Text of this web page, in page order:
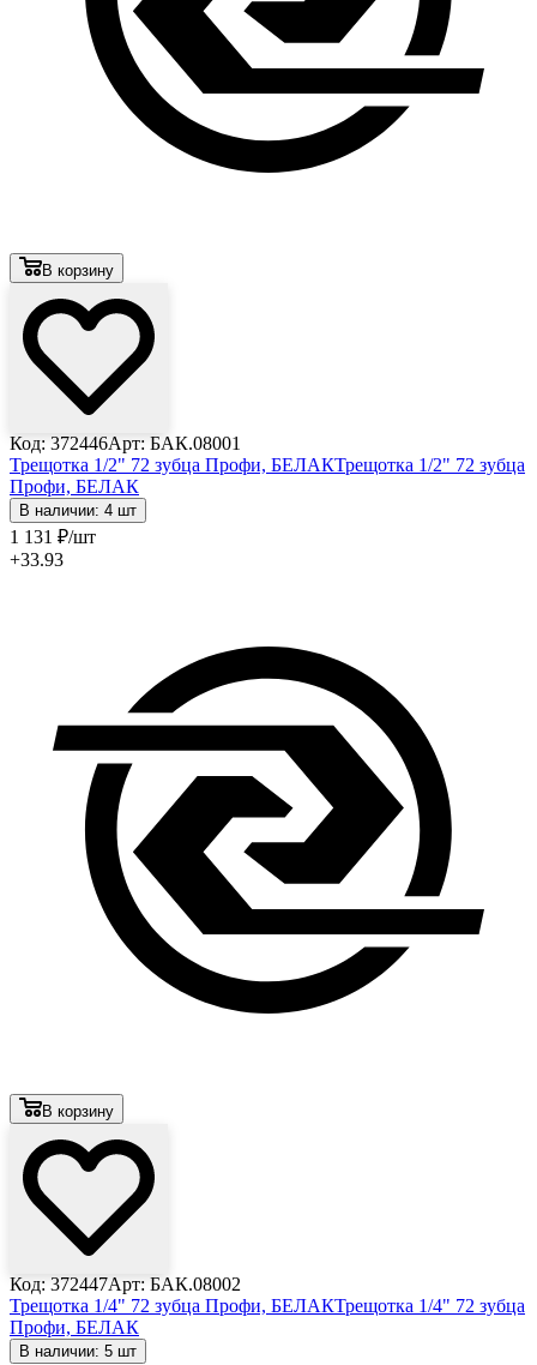
В корзину
Код: 372446Арт: БАК.08001
Трещотка 1/2" 72 зубца Профи, БЕЛАКТрещотка 1/2" 72 зубца
Профи, БЕЛАК
В наличии: 4 шт
1 131 ₽/шт
+33.93
В корзину
Код: 372447Арт: БАК.08002
Трещотка 1/4" 72 зубца Профи, БЕЛАКТрещотка 1/4" 72 зубца
Профи, БЕЛАК
В наличии: 5 шт